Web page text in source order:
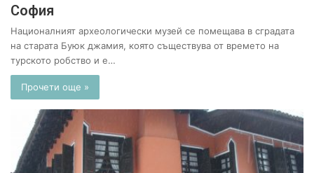
София
Националният археологически музей се помещава в сградата
на старата Буюк джамия, която съществува от времето на
турското робство и е…
Прочети още »